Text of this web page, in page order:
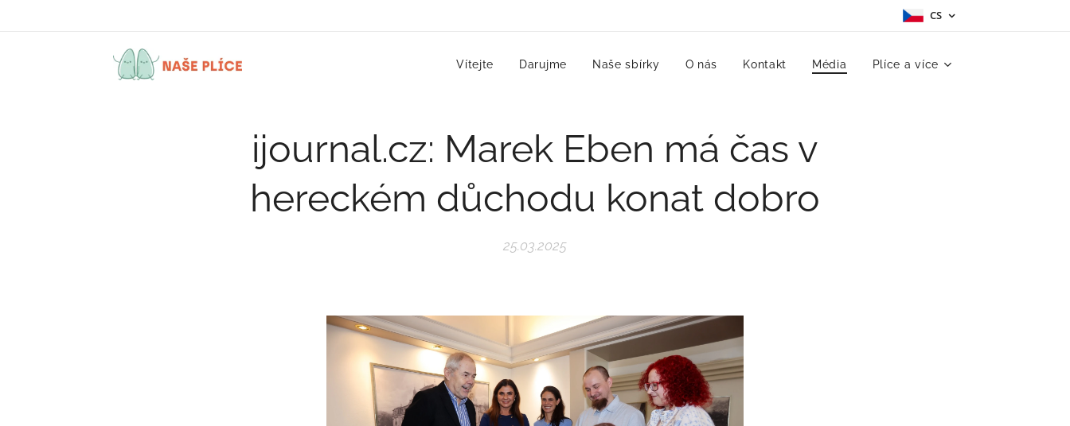
CS
Vítejte Darujme Naše sbírky O nás Kontakt Média Plíce a více
ijournal.cz: Marek Eben má čas v
hereckém důchodu konat dobro
25.03.2025